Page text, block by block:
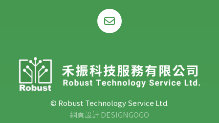
© Robust Technology Service Ltd.
網頁設計 DESIGNGOGO